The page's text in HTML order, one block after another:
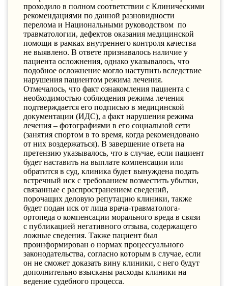
проходило в полном соответствии с Клиническими
рекомендациями по данной разновидности
перелома и Национальными руководством по
травматологии, дефектов оказания медицинской
помощи в рамках внутреннего контроля качества
не выявлено. В ответе признавалось наличие у
пациента осложнения, однако указывалось, что
подобное осложнение могло наступить вследствие
нарушения пациентом режима лечения.
Отмечалось, что факт ознакомления пациента с
необходимостью соблюдения режима лечения
подтверждается его подписью в медицинской
документации (ИДС), а факт нарушения режима
лечения – фотографиями в его социальной сети
(занятия спортом в то время, когда рекомендовано
от них воздержаться). В завершение ответа на
претензию указывалось, что в случае, если пациент
будет наставить на выплате компенсации или
обратится в суд, клиника будет вынуждена подать
встречный иск с требованием возместить убытки,
связанные с распространением сведений,
порочащих деловую репутацию клиники, также
будет подан иск от лица врача-травматолога-
ортопеда о компенсации морального вреда в связи
с публикацией негативного отзыва, содержащего
ложные сведения. Также пациент был
проинформирован о нормах процессуального
законодательства, согласно которым в случае, если
он не сможет доказать вину клиники, с него будут
дополнительно взысканы расходы клиники на
ведение судебного процесса.